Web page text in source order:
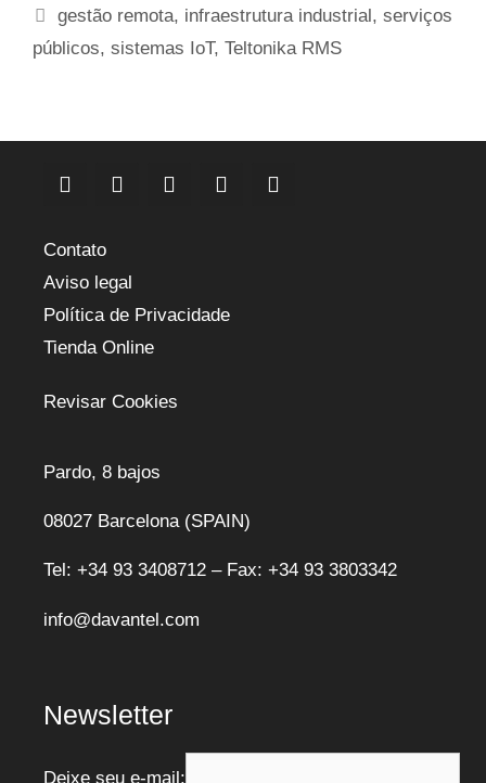
Etiquetas
gestão remota, infraestrutura industrial,serviços
públicos, sistemas IoT, Teltonika RMS
Contato
Aviso legal
Política de Privacidade
Tienda Online
Revisar Cookies
Pardo, 8 bajos
08027 Barcelona (SPAIN)
Tel: +34 93 3408712 – Fax: +34 93 3803342
info@davantel.com
Newsletter
Deixe seu e-mail: